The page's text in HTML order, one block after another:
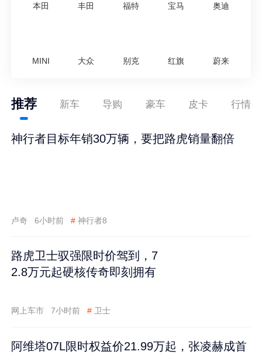
本田 丰田 福特 宝马 奥迪
MINI 大众 别克 红旗 蔚来
推荐 新车 导购 豪车 皮卡 行情
神行者目标年销30万辆，要把路虎销量翻倍
卢奇 6小时前 # 神行者8
路虎卫士驭强限时价驾到，7
2.8万元起硬核传奇即刻拥有
网上车市 7小时前 # 卫士
阿维塔07L限时权益价21.99万起，张凌赫成首